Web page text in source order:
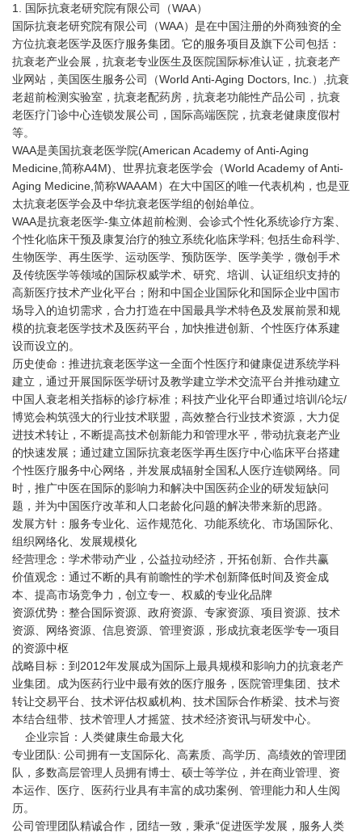
1. 国际抗衰老研究院有限公司（WAA）
国际抗衰老研究院有限公司（WAA）是在中国注册的外商独资的全
方位抗衰老医学及医疗服务集团。它的服务项目及旗下公司包括：
抗衰老产业会展，抗衰老专业医生及医院国际标准认证，抗衰老产
业网站，美国医生服务公司（World Anti-Aging Doctors, Inc.）,抗衰
老超前检测实验室，抗衰老配药房，抗衰老功能性产品公司，抗衰
老医疗门诊中心连锁发展公司，国际高端医院，抗衰老健康度假村
等。
WAA是美国抗衰老医学院(American Academy of Anti-Aging
Medicine,简称A4M)、世界抗衰老医学会（World Academy of Anti-
Aging Medicine,简称WAAAM）在大中国区的唯一代表机构，也是亚
太抗衰老医学会及中华抗衰老医学组的创始单位。
WAA是抗衰老医学-集立体超前检测、会诊式个性化系统诊疗方案、
个性化临床干预及康复治疗的独立系统化临床学科; 包括生命科学、
生物医学、再生医学、运动医学、预防医学、医学美学，微创手术
及传统医学等领域的国际权威学术、研究、培训、认证组织支持的
高新医疗技术产业化平台；附和中国企业国际化和国际企业中国市
场导入的迫切需求，合力打造在中国最具学术特色及发展前景和规
模的抗衰老医学技术及医药平台，加快推进创新、个性医疗体系建
设而设立的。
历史使命：推进抗衰老医学这一全面个性医疗和健康促进系统学科
建立，通过开展国际医学研讨及教学建立学术交流平台并推动建立
中国人衰老相关指标的诊疗标准；科技产业化平台即通过培训/论坛/
博览会构筑强大的行业技术联盟，高效整合行业技术资源，大力促
进技术转让，不断提高技术创新能力和管理水平，带动抗衰老产业
的快速发展；通过建立国际抗衰老医学再生医疗中心临床平台搭建
个性医疗服务中心网络，并发展成辐射全国私人医疗连锁网络。同
时，推广中医在国际的影响力和解决中国医药企业的研发短缺问
题，并为中国医疗改革和人口老龄化问题的解决带来新的思路。
发展方针：服务专业化、运作规范化、功能系统化、市场国际化、
组织网络化、发展规模化
经营理念：学术带动产业，公益拉动经济，开拓创新、合作共赢
价值观念：通过不断的具有前瞻性的学术创新降低时间及资金成
本、提高市场竞争力，创立专一、权威的专业化品牌
资源优势：整合国际资源、政府资源、专家资源、项目资源、技术
资源、网络资源、信息资源、管理资源，形成抗衰老医学专一项目
的资源中枢
战略目标：到2012年发展成为国际上最具规模和影响力的抗衰老产
业集团。成为医药行业中最有效的医疗服务，医院管理集团、技术
转让交易平台、技术评估权威机构、技术国际合作桥梁、技术与资
本结合纽带、技术管理人才摇篮、技术经济资讯与研发中心。
企业宗旨：人类健康生命最大化
专业团队: 公司拥有一支国际化、高素质、高学历、高绩效的管理团
队，多数高层管理人员拥有博士、硕士等学位，并在商业管理、资
本运作、医疗、医药行业具有丰富的成功案例、管理能力和人生阅
历。
公司管理团队精诚合作，团结一致，秉承“促进医学发展，服务人类